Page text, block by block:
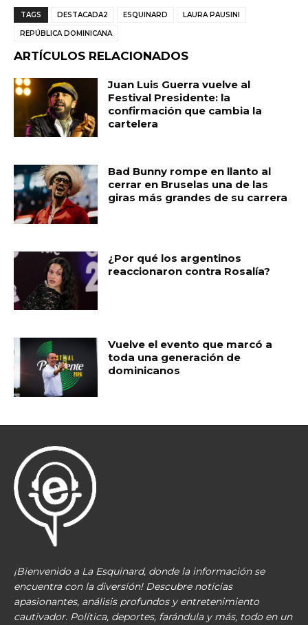
c
e
b
o
o
k
a
ts
A
p
ai m
ar
ti
r
TAGS DESTACADA2 ESQUINARD LAURA PAUSINI
REPÚBLICA DOMINICANA
ARTÍCULOS RELACIONADOS
Juan Luis Guerra vuelve al
Festival Presidente: la
confirmación que cambia la
cartelera
Bad Bunny rompe en llanto al
cerrar en Bruselas una de las
giras más grandes de su carrera
¿Por qué los argentinos
reaccionaron contra Rosalía?
Vuelve el evento que marcó a
toda una generación de
dominicanos
¡Bienvenido a La Esquinard, donde la información se
encuentra con la diversión! Descubre noticias
apasionantes, análisis profundos y entretenimiento
cautivador. Política, deportes, farándula y más, todo en un